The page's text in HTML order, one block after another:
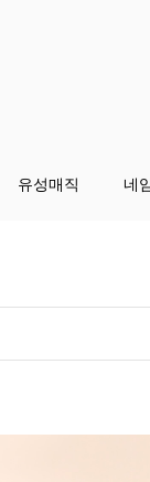
유성매직 네